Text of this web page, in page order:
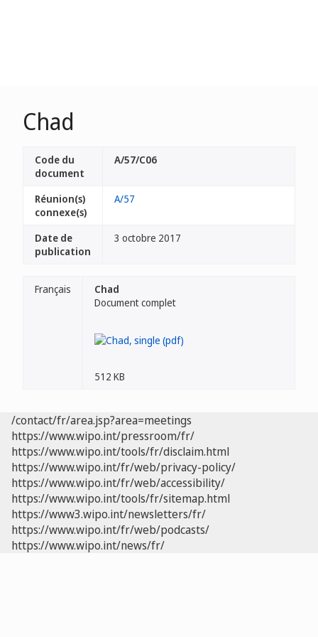
Chad
Code du
document
A/57/C06
Réunion(s)
connexe(s)
A/57
Date de
publication
3 octobre 2017
Français
Chad
Document complet
512 KB
/contact/fr/area.jsp?area=meetings
https://www.wipo.int/pressroom/fr/
https://www.wipo.int/tools/fr/disclaim.html
https://www.wipo.int/fr/web/privacy-policy/
https://www.wipo.int/fr/web/accessibility/
https://www.wipo.int/tools/fr/sitemap.html
https://www3.wipo.int/newsletters/fr/
https://www.wipo.int/fr/web/podcasts/
https://www.wipo.int/news/fr/